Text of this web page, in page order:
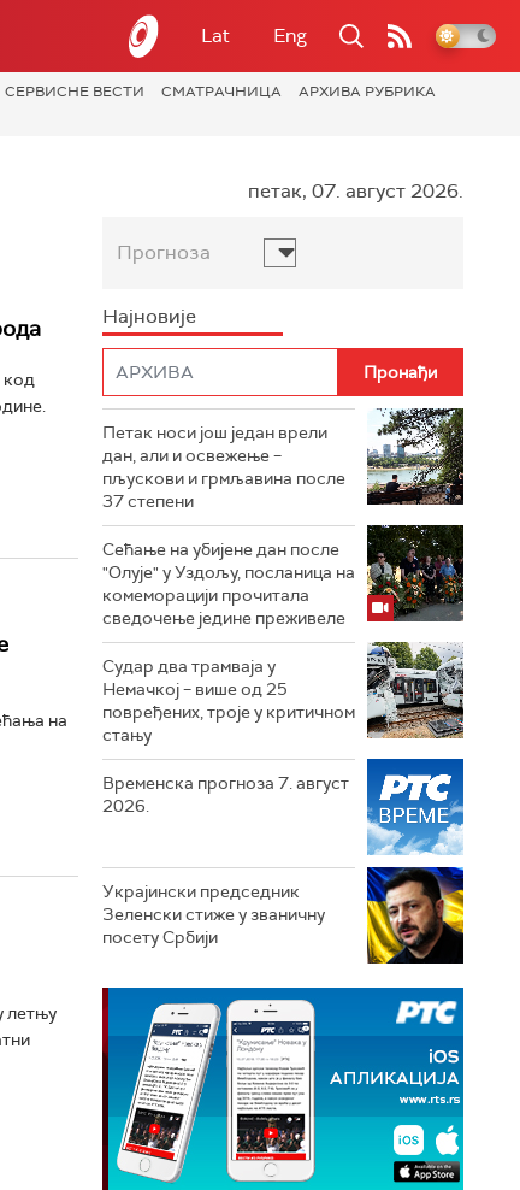
Lat Eng
СЕРВИСНЕ ВЕСТИ СМАТРАЧНИЦА
АРХИВА РУБРИКА
код
на
летњу
петак, 07. август 2026.
Прогноза
Најновије
Петак носи још један врели
дан, али и освежење –
пљускови и грмљавина после
37 степени
Сећање на убијене дан после
"Олује" у Уздољу, посланица на
комеморацији прочитала
сведочење једине преживеле
Судар два трамваја у
Немачкој – више од 25
повређених, троје у критичном
стању
Временска прогноза 7. август
2026.
Украјински председник
Зеленски стиже у званичну
посету Србији